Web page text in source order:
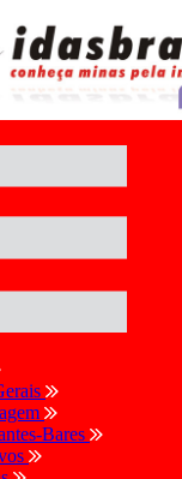
Bares